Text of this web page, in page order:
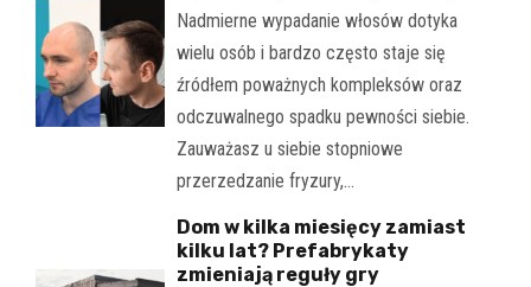
Nadmierne wypadanie włosów dotyka
wielu osób i bardzo często staje się
źródłem poważnych kompleksów oraz
odczuwalnego spadku pewności siebie.
Zauważasz u siebie stopniowe
przerzedzanie fryzury,…
Dom w kilka miesięcy zamiast
kilku lat? Prefabrykaty
zmieniają reguły gry